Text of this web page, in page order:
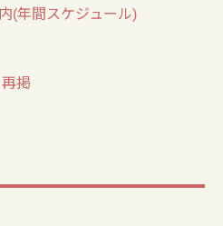
(年間スケジュール)
掲